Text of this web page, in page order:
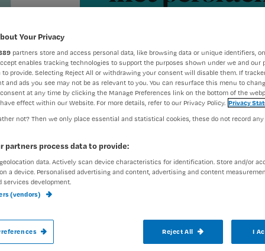
om inhalatiemedicatie te vernevelen. Is
Your Privacy
partners store and access personal data, like browsing data or unique identifiers,
enables tracking technologies to support the purposes shown under we and our
to provide. Selecting Reject All or withdrawing your consent will disable them. If
and ads you see may not be as relevant to you. You can resurface this menu to
at any time by clicking the Manage Preferences link on the bottom of the
effect within our Website. For more details, refer to our Privacy Policy. Privacy
not? Then we only place essential and statistical cookies, these do not record
partners process data to provide:
data. Actively scan device characteristics for identification. Store and/or
a device. Personalised advertising and content, advertising and content
services development.
(vendors)
Reject All I